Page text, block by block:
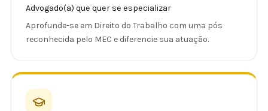
Advogado(a) que quer se especializar
Aprofunde-se em Direito do Trabalho com uma pós
reconhecida pelo MEC e diferencie sua atuação.